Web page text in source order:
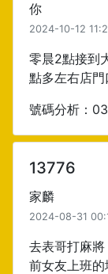
你
2024-10-12
零晨2點接到
點多左右店
號碼分析：
13776
家麟
2024-08-31
去表哥打麻
前女友上班